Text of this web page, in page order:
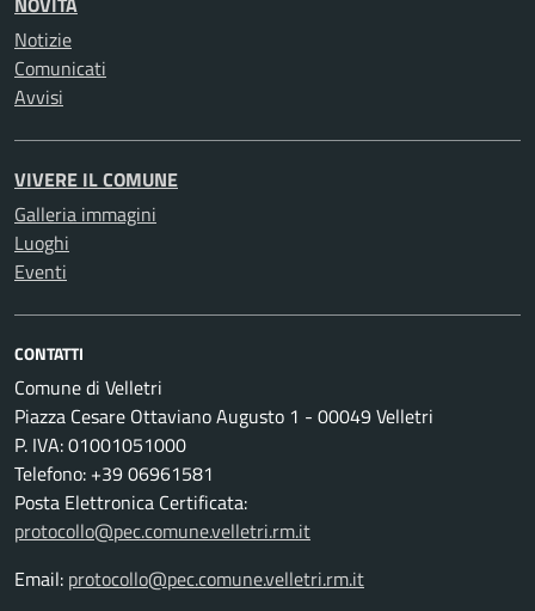
Notizie
Comunicati
Avvisi
VIVERE IL COMUNE
Galleria immagini
Luoghi
Eventi
CONTATTI
Comune di Velletri
Piazza Cesare Ottaviano Augusto 1 - 00049 Velletri
P. IVA: 01001051000
Telefono: +39 06961581
Posta Elettronica Certificata:
protocollo@pec.comune.velletri.rm.it
Email: protocollo@pec.comune.velletri.rm.it